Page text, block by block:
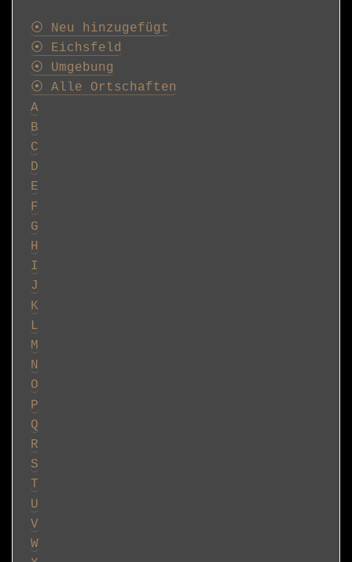
Postkarten
⦿ Neu hinzugefügt
⦿ Eichsfeld
⦿ Umgebung
⦿ Alle Ortschaften
A
B
C
D
E
F
G
H
I
J
K
L
M
N
O
P
Q
R
S
T
U
V
W